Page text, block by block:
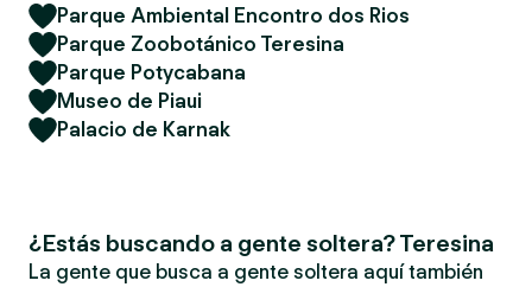
Parque Ambiental Encontro dos Rios
Parque Zoobotánico Teresina
Parque Potycabana
Museo de Piaui
Palacio de Karnak
¿Estás buscando a gente soltera? Teresina
La gente que busca a gente soltera aquí también